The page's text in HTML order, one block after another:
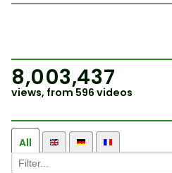
8,003,437
views, from 596 videos
All